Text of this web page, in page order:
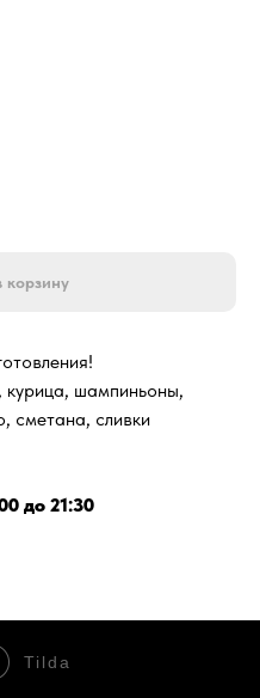
корзину
курица, шампиньоны,
сметана, сливки
до 21:30
Tilda